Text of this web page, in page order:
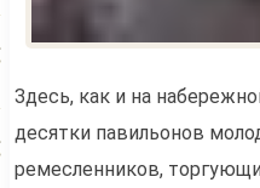
Здесь, как и на
десятки павильонов
ремесленников,